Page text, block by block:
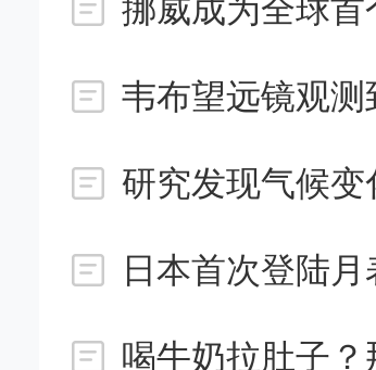
需要手动连接额外
系统具有高度的可
探针和大脑之间的
挪威成为全球
韦布望远镜观测
研究发现气候
喝牛奶拉肚子